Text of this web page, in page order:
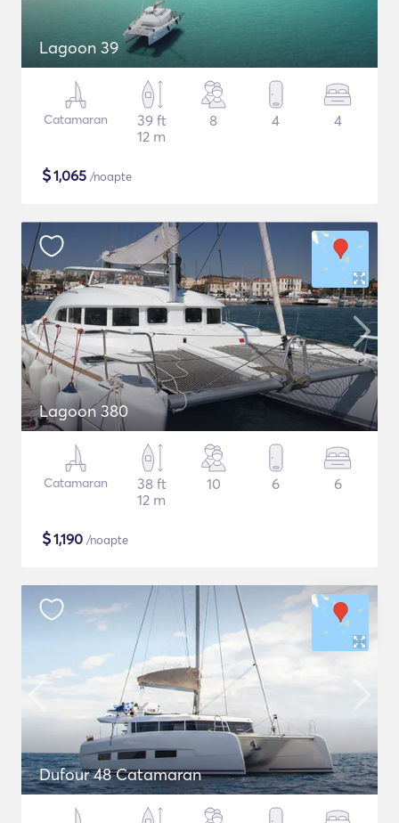
Lagoon 39
Catamaran
39 ft
12 m
8 4 4
$1,065 /noapte
Lagoon 380
Catamaran
38 ft
12 m
10 6 6
$1,190 /noapte
Dufour 48 Catamaran